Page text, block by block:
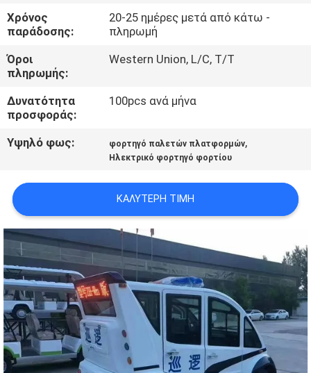
SITEMAP
ΠΟΛΙΤΙΚΉ
ΑΠΟΡΡΉΤΟΥ
Χρόνος
παράδοσης:
20-25 ημέρες μετά από κάτω -
πληρωμή
Όροι
πληρωμής:
Western Union, L/C, T/T
Δυνατότητα
προσφοράς:
100pcs ανά μήνα
Υψηλό φως: φορτηγό παλετών πλατφορμών,
Ηλεκτρικό φορτηγό φορτίου
ΚΑΛΎΤΕΡΗ ΤΙΜΉ